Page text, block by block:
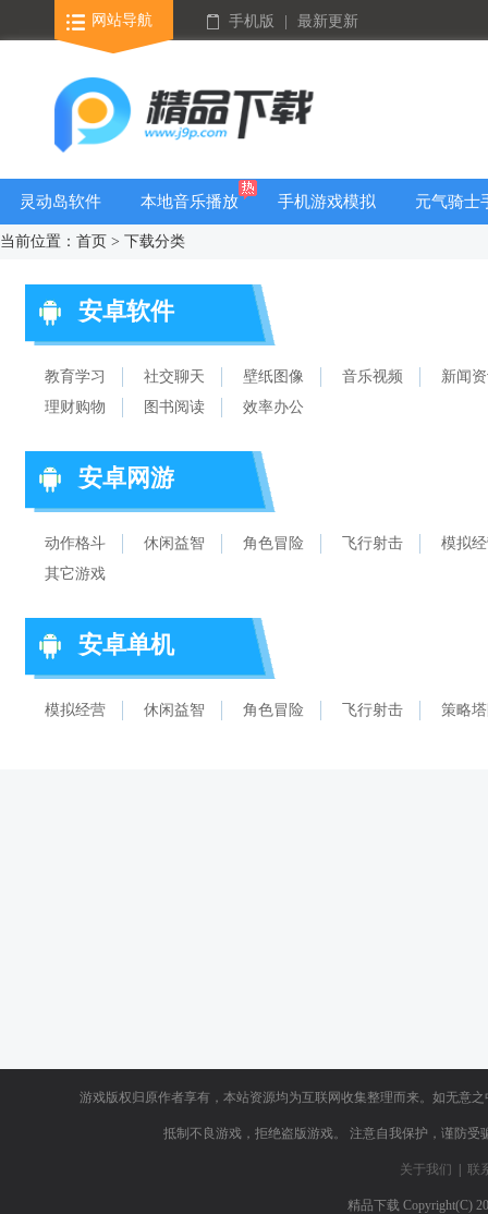
网站导航 手机版 最新更新
灵动岛软件
本地音乐播放
器
手机游戏模拟
元气骑士
当前位置：首页 > 下载分类
安卓软件
教育学习 社交聊天 壁纸图像 音乐视频
新闻
理财购物
图书阅读 效率办公
安卓网游
动作格斗 休闲益智 角色冒险 飞行射击
模拟
其它游戏
安卓单机
模拟经营 休闲益智 角色冒险 飞行射击 策略
游戏版权归原作者享有，本站资源均为互联网收集整理而来。如无意
抵制不良游戏，拒绝盗版游戏。 注意自我保护，谨防
关于我们 联
精品下载 Copyright(C)